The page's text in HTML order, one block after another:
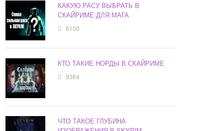
КАКУЮ РАСУ ВЫБРАТЬ В
СКАЙРИМЕ ДЛЯ МАГА
6100
КТО ТАКИЕ НОРДЫ В СКАЙРИМЕ
9364
ЧТО ТАКОЕ ГЛУБИНА